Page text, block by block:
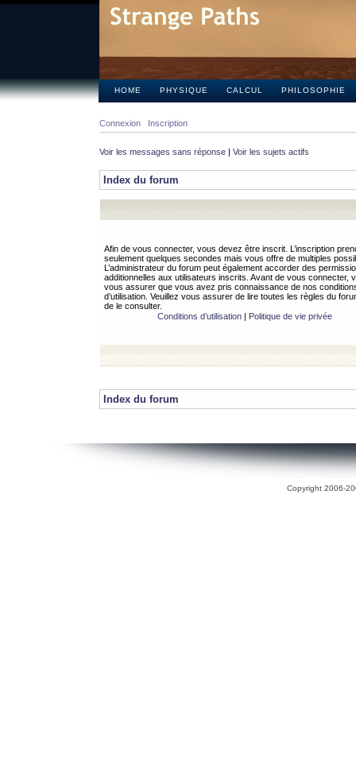
HOME PHYSIQUE CALCUL PHILOSOPHIE
Connexion Inscription
Voir les messages sans réponse | Voir les sujets actifs
Index du forum
Afin de vous connecter, vous devez être inscrit. L’inscription
seulement quelques secondes mais vous offre de multiples
L’administrateur du forum peut également accorder des
additionnelles aux utilisateurs inscrits. Avant de vous connecter,
vous assurer que vous avez pris connaissance de nos
d’utilisation. Veuillez vous assurer de lire toutes les règles du
de le consulter.
Conditions d’utilisation| Politique de vie privée
Index du forum
Copyright 2006-